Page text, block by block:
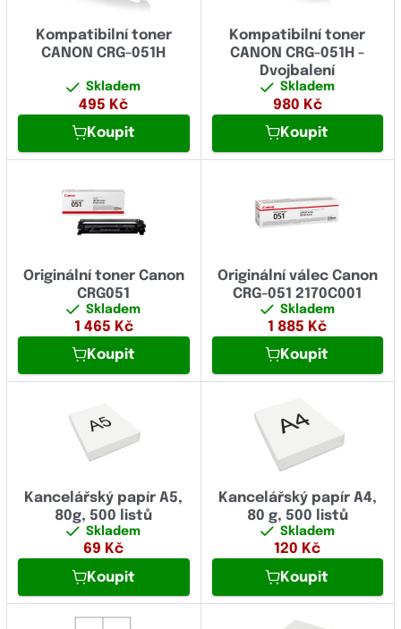
Kompatibilní toner
CANON CRG-051H
Skladem
495 Kč
Koupit
Kompatibilní toner
CANON CRG-051H -
Dvojbalení
Skladem
980 Kč
Koupit
Originální toner Canon
CRG051
Skladem
1 465 Kč
Koupit
Originální válec Canon
CRG-051 2170C001
Skladem
1 885 Kč
Koupit
Kancelářský papír A5,
80g, 500 listů
Skladem
69 Kč
Koupit
Kancelářský papír A4,
80 g, 500 listů
Skladem
120 Kč
Koupit